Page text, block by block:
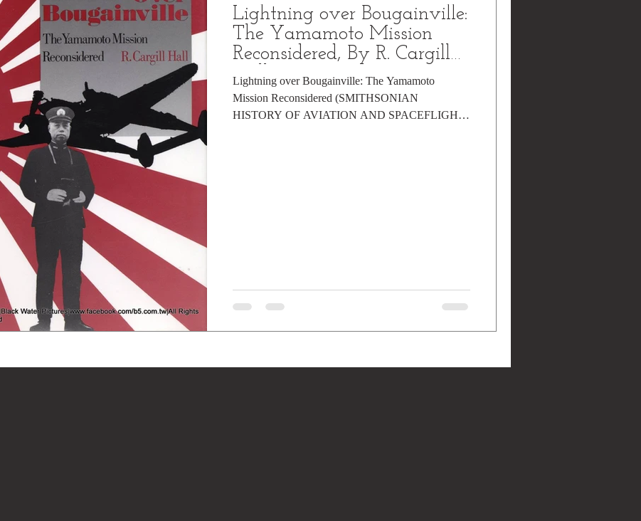
Lightning over Bougainville:
The Yamamoto Mission
Reconsidered, By R. Cargill
Hall
Lightning over Bougainville: The Yamamoto
Mission Reconsidered (SMITHSONIAN
HISTORY OF AVIATION AND SPACEFLIGHT